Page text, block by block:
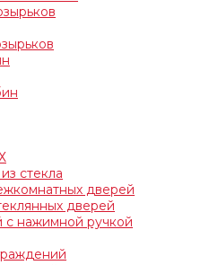
стекла
дверей
дверей
с нажимной ручкой